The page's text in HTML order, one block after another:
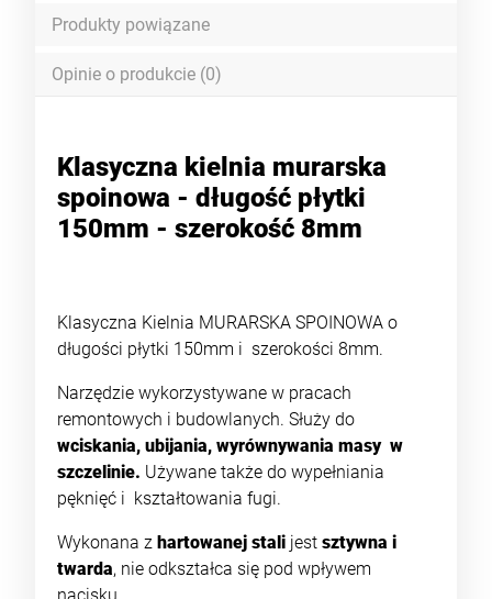
Produkty powiązane
Opinie o produkcie (0)
Klasyczna kielnia murarska
spoinowa - długość płytki
150mm - szerokość 8mm
Klasyczna Kielnia MURARSKA SPOINOWA o
długości płytki 150mm i szerokości 8mm.
Narzędzie wykorzystywane w pracach
remontowych i budowlanych. Służy do
wciskania, ubijania, wyrównywania masy w
szczelinie. Używane także do wypełniania
pęknięć i kształtowania fugi.
Wykonana z hartowanej stali jest sztywna i
twarda, nie odkształca się pod wpływem